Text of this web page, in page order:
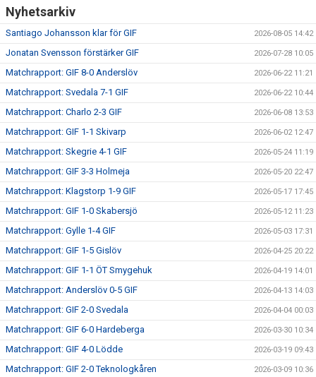
Nyhetsarkiv
Santiago Johansson klar för GIF 2026-08-05 14:42
Jonatan Svensson förstärker GIF 2026-07-28 10:05
Matchrapport: GIF 8-0 Anderslöv 2026-06-22 11:21
Matchrapport: Svedala 7-1 GIF 2026-06-22 10:44
Matchrapport: Charlo 2-3 GIF 2026-06-08 13:53
Matchrapport: GIF 1-1 Skivarp 2026-06-02 12:47
Matchrapport: Skegrie 4-1 GIF 2026-05-24 11:19
Matchrapport: GIF 3-3 Holmeja 2026-05-20 22:47
Matchrapport: Klagstorp 1-9 GIF 2026-05-17 17:45
Matchrapport: GIF 1-0 Skabersjö 2026-05-12 11:23
Matchrapport: Gylle 1-4 GIF 2026-05-03 17:31
Matchrapport: GIF 1-5 Gislöv 2026-04-25 20:22
Matchrapport: GIF 1-1 ÖT Smygehuk 2026-04-19 14:01
Matchrapport: Anderslöv 0-5 GIF 2026-04-13 14:03
Matchrapport: GIF 2-0 Svedala 2026-04-04 00:03
Matchrapport: GIF 6-0 Hardeberga 2026-03-30 10:34
Matchrapport: GIF 4-0 Lödde 2026-03-19 09:43
Matchrapport: GIF 2-0 Teknologkåren 2026-03-09 10:36